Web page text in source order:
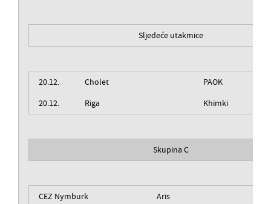
Sljedeće utakmice
20.12. Cholet
PAOK
20.12.
Riga Khimki
Skupina C
CEZ Nymburk
Aris